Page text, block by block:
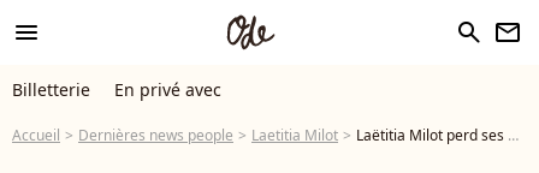
menu search newsletter
Billetterie En privé avec
Accueil Dernières news people Laetitia Milot Laëtitia Milot perd ses moyens en évoquant son premier amour, parti prématurément, qu’elle a accompagné jusqu’à la fin